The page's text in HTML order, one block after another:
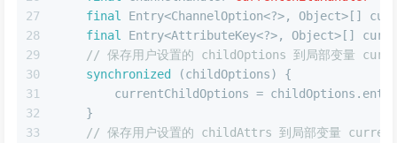
27
28
29
30
31
32
33
final
Entry<ChannelOption<?>, Object>[]
final
Entry<AttributeKey<?>, Object>[]
// 保存用户设置的 childOptions 到局部变量
synchronized
(childOptions) {
currentChildOptions =
    }
// 保存用户设置的 childAttrs 到局部变量